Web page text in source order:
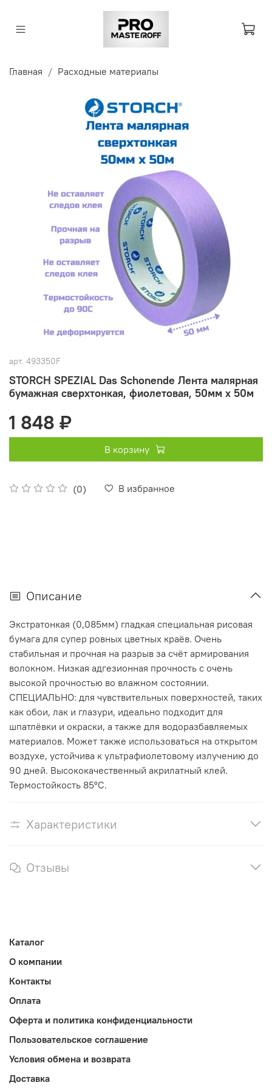
Главная Расходные материалы
арт. 493350F
STORCH SPEZIAL Das Schonende Лента малярная
бумажная сверхтонкая, фиолетовая, 50мм x 50м
(0) В избранное
1 848 ₽
В корзину
Описание
Экстратонкая (0,085мм) гладкая специальная рисовая
бумага для супер ровных цветных краёв. Очень
стабильная и прочная на разрыв за счёт армирования
волокном. Низкая адгезионная прочность с очень
высокой прочностью во влажном состоянии.
СПЕЦИАЛЬНО: для чувствительных поверхностей, таких
как обои, лак и глазури, идеально подходит для
шпатлёвки и окраски, а также для водоразбавляемых
материалов. Может также использоваться на открытом
воздухе, устойчива к ультрафиолетовому излучению до
90 дней. Высококачественный акрилатный клей.
Термостойкость 85°C.
Характеристики
Отзывы
Каталог
О компании
Контакты
Оплата
Оферта и политика конфиденциальности
Пользовательское соглашение
Условия обмена и возврата
Доставка